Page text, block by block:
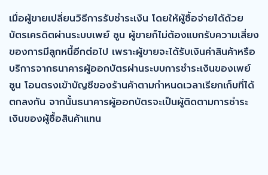
เมื่อผู้ขายเปลี่ยนวิธีการรับชำระเงิน โดยให้ผู้ซื้อจ่ายได้ด้วย
บัตรเครดิตผ่านระบบเพย์ ซูน ผู้ขายก็ไม่ต้องแบกรับความเสี่ยง
ของการมีลูกหนี้อีกต่อไป เพราะผู้ขายจะได้รับเงินค่าสินค้าหรือ
บริการจากธนาคารผู้ออกบัตรผ่านระบบการชำระเงินของเพย์
ซูน โอนตรงเข้าบัญชีของร้านค้าตามกำหนดเวลาเรียกเก็บที่ได้
ตกลงกัน จากนั้นธนาคารผู้ออกบัตรจะเป็นผู้ติดตามการชำระ
เงินของผู้ซื้อสินค้าแทน